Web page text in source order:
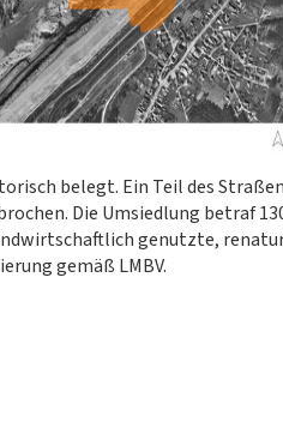
belegt. Ein Teil des
Die Umsiedlung betraf
genutzte,
gemäß LMBV.